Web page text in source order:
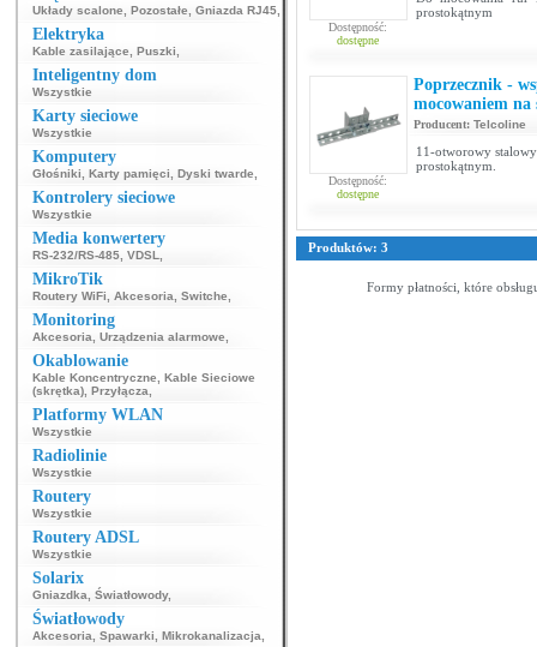
Układy scalone Pozostałe Gniazda RJ45
Elektryka
Kable zasilające Puszki
Inteligentny dom
Wszystkie
Karty sieciowe
Wszystkie
Komputery
Głośniki Karty pamięci Dyski twarde
Kontrolery sieciowe
Wszystkie
Media konwertery
RS-232/RS-485 VDSL
MikroTik
Routery WiFi Akcesoria Switche
Monitoring
Akcesoria Urządzenia alarmowe
Okablowanie
Kable Koncentryczne
Kable Sieciowe
(skrętka) Przyłącza
Platformy WLAN
Wszystkie
Radiolinie
Wszystkie
Routery
Wszystkie
Routery ADSL
Wszystkie
Solarix
Gniazdka Światłowody,
Światłowody
Akcesoria Spawarki Mikrokanalizacja
Dostępność:
dostępne
prostokątnym
Dostępność:
dostępne
Poprzecznik -
mocowaniem na
Producent: Telcoline
11-otworowy
prostokątnym.
Produktów: 3
Formy płatności, które